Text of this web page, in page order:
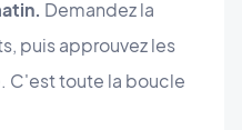
Demandez la
puis approuvez les
C'est toute la boucle